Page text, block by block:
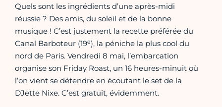
Quels sont les ingrédients d’une après-midi
réussie ? Des amis, du soleil et de la bonne
musique ! C’est justement la recette préférée du
Canal Barboteur (19e), la péniche la plus cool du
nord de Paris. Vendredi 8 mai, l’embarcation
organise son Friday Roast, un 16 heures-minuit où
l’on vient se détendre en écoutant le set de la
DJette Nixe. C’est gratuit, évidemment.